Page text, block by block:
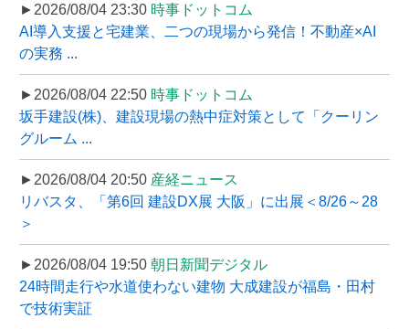
►2026/08/04 23:30 時事ドットコム
AI導入支援と宅建業、二つの現場から発信！不動産×AI
の実務 ...
►2026/08/04 22:50 時事ドットコム
坂手建設(株)、建設現場の熱中症対策として「クーリン
グルーム ...
►2026/08/04 20:50 産経ニュース
リバスタ、「第6回 建設DX展 大阪」に出展＜8/26～28
＞
►2026/08/04 19:50 朝日新聞デジタル
24時間走行や水道使わない建物 大成建設が福島・田村
で技術実証